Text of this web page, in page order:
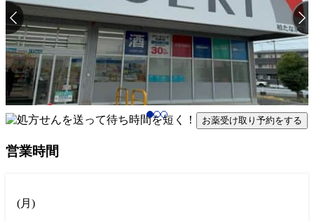
お薬受け取り予約をする
営業時間
(月 )